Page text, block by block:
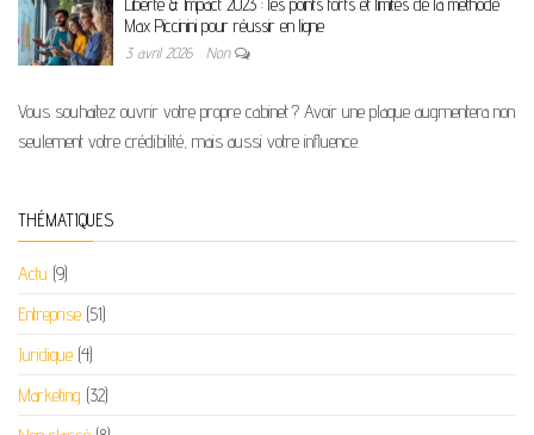
Liberté & Impact 2023 : les points forts et limites de la méthode
Max Piccinini pour réussir en ligne
3 avril 2026 Non
Vous souhaitez ouvrir votre propre cabinet ? Avoir une plaque augmentera non
seulement votre crédibilité, mais aussi votre influence.
THÉMATIQUES
Actu (9)
Entreprise (51)
Juridique (4)
Marketing (32)